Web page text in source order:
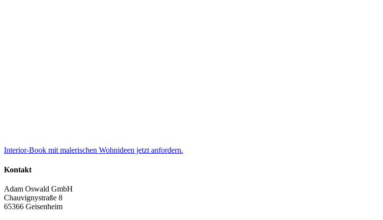
Interior-Book mit malerischen Wohnideen jetzt anfordern.
Kontakt
Adam Oswald GmbH
Chauvignystraße 8
65366 Geisenheim